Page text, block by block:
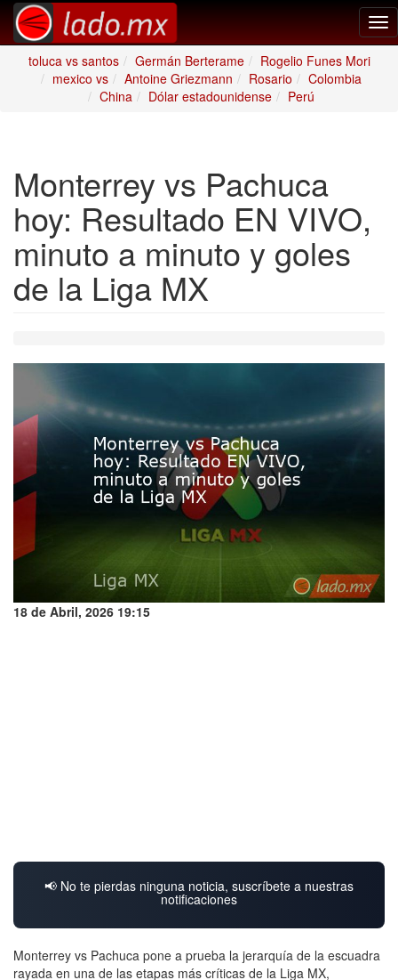
toluca vs santos
Germán Berterame
Rogelio Funes Mori
mexico vs
Antoine Griezmann Rosario
Colombia
China
Dólar estadounidense Perú
Monterrey vs Pachuca
hoy: Resultado EN VIVO,
minuto a minuto y goles
de la Liga MX
18 de Abril, 2026 19:15
📢 No te pierdas ninguna noticia, suscríbete a nuestras
notificaciones
Monterrey vs Pachuca pone a prueba la jerarquía de la escuadra
rayada en una de las etapas más críticas de la Liga MX,